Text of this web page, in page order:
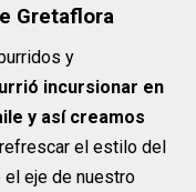
Gretaflora
y
incursionar en
y así creamos
el estilo del
eje de nuestro